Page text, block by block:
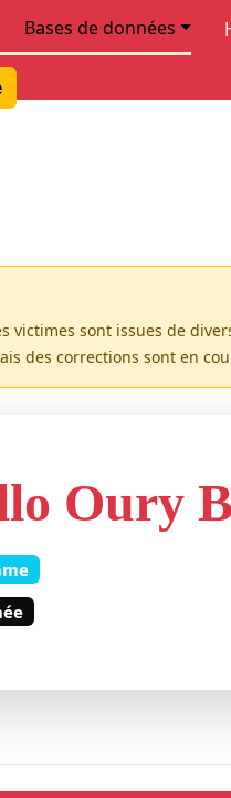
Bases de données
sont issues de
des corrections sont en
Oury